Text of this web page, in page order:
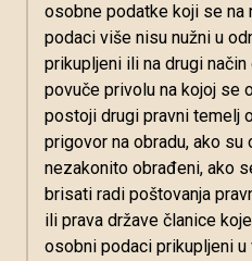
osobne podatke koji se na
podaci više nisu nužni u
prikupljeni ili na drugi
povuče privolu na kojoj se
postoji drugi pravni temelj
prigovor na obradu, ako su
nezakonito obrađeni, ako
brisati radi poštovanja
ili prava države članice
osobni podaci prikupljeni